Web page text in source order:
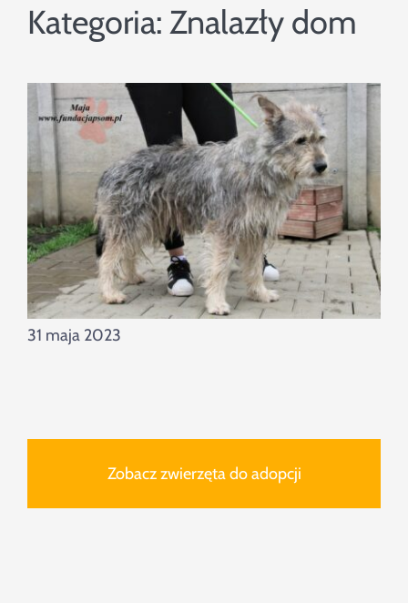
Kategoria: Znalazły dom
31 maja 2023
Zobacz zwierzęta do adopcji